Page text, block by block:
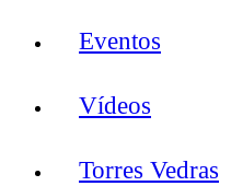
Eventos
Vídeos
Torres Vedras